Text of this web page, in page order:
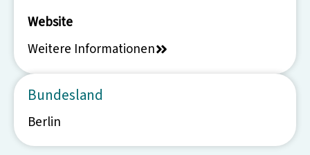
Website
Weitere Informationen
Bundesland
Berlin